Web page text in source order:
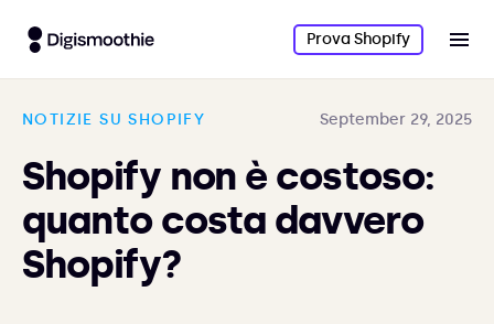
Prova Shopify
NOTIZIE SU SHOPIFY September 29, 2025
Shopify non è costoso:
quanto costa davvero
Shopify?